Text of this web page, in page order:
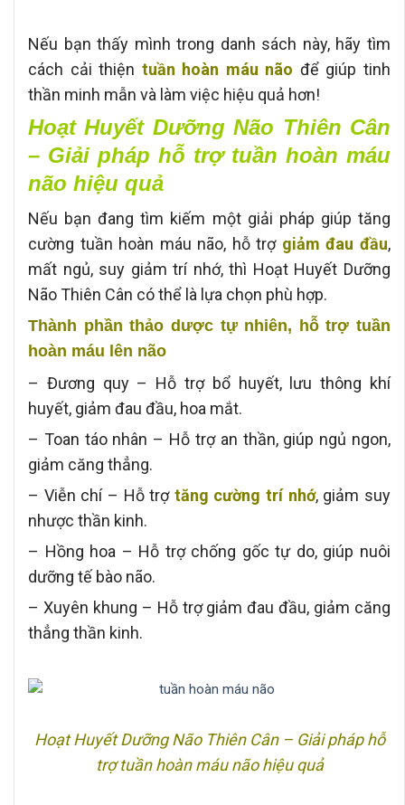
Nếu bạn thấy mình trong danh sách này, hãy tìm
cách cải thiện tuần hoàn máu não để giúp tinh
thần minh mẫn và làm việc hiệu quả hơn!
Hoạt Huyết Dưỡng Não Thiên Cân
– Giải pháp hỗ trợ tuần hoàn máu
não hiệu quả
Nếu bạn đang tìm kiếm một giải pháp giúp tăng
cường tuần hoàn máu não, hỗ trợ giảm đau đầu,
mất ngủ, suy giảm trí nhớ, thì Hoạt Huyết Dưỡng
Não Thiên Cân có thể là lựa chọn phù hợp.
Thành phần thảo dược tự nhiên, hỗ trợ tuần
hoàn máu lên não
– Đương quy – Hỗ trợ bổ huyết, lưu thông khí
huyết, giảm đau đầu, hoa mắt.
– Toan táo nhân – Hỗ trợ an thần, giúp ngủ ngon,
giảm căng thẳng.
– Viễn chí – Hỗ trợ tăng cường trí nhớ, giảm suy
nhược thần kinh.
– Hồng hoa – Hỗ trợ chống gốc tự do, giúp nuôi
dưỡng tế bào não.
– Xuyên khung – Hỗ trợ giảm đau đầu, giảm căng
thẳng thần kinh.
Hoạt Huyết Dưỡng Não Thiên Cân – Giải pháp hỗ
trợ tuần hoàn máu não hiệu quả